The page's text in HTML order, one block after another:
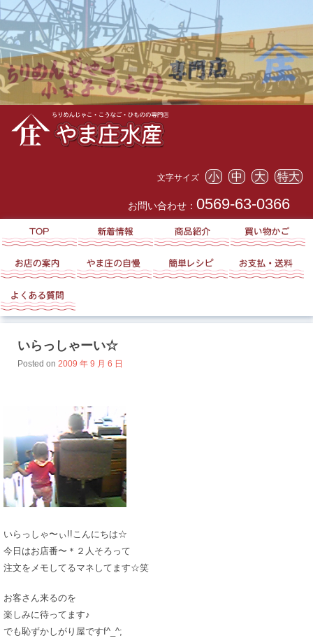
文字サイズ 小 中 大 特大
お問い合わせ： 0569-63-0366
いらっしゃーい☆
Posted on 2009 年 9 月 6 日
いらっしゃ〜ぃ!!こんにちは☆
今日はお店番〜＊２人そろって
注文をメモしてるマネしてます☆笑
お客さん来るのを
楽しみに待ってます♪
でも恥ずかしがり屋ですf^_^;